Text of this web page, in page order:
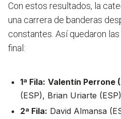
Con estos resultados, la
una carrera de banderas
constantes. Así quedaron
final:
1ª Fila: Valentín Perrone
(ESP), Brian Uriarte
2ª Fila: David Almansa